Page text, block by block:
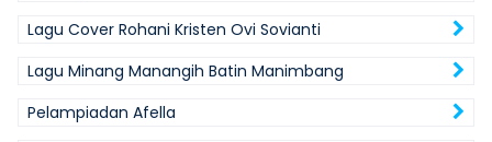
Lagu Cover Rohani Kristen Ovi Sovianti
Lagu Minang Manangih Batin Manimbang
Pelampiadan Afella